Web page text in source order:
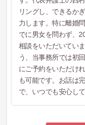
リングし、できるか
力します。特に離婚
でに男女を問わず、
相談をいただいてい
う、当事務所では初
にご予約をいただけ
も可能です。お話は
で、いつでも安心し